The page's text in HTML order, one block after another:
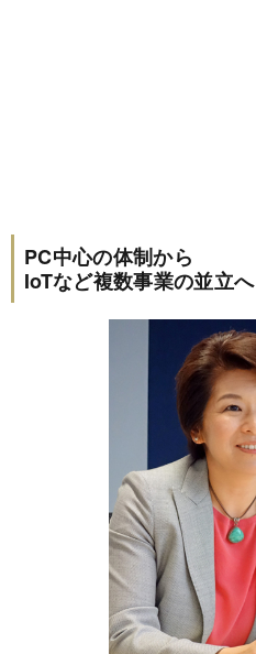
PC中心の体制から
IoTなど複数事業の並立へ